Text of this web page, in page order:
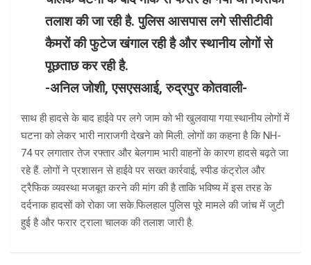
तलाश की जा रही है. पुलिस आसपास लगे सीसीटीवी
कैमरों की फुटेज खंगाल रही है और स्थानीय लोगों से
पूछताछ कर रही है.
-अनिल जोशी, एसएसआई, रुद्रपुर कोतवाली-
साथ ही हादसे के बाद हाईवे पर लगे जाम को भी खुलवाया गया.स्थानीय लोगों में
घटना को लेकर भारी नाराजगी देखने को मिली. लोगों का कहना है कि NH-
74 पर लगातार तेज रफ्तार और बेलगाम भारी वाहनों के कारण हादसे बढ़ते जा
रहे हैं. लोगों ने प्रशासन से हाईवे पर सख्त कार्रवाई, स्पीड कंट्रोल और
ट्रैफिक व्यवस्था मजबूत करने की मांग की है ताकि भविष्य में इस तरह के
दर्दनाक हादसों को रोका जा सके.फिलहाल पुलिस पूरे मामले की जांच में जुटी
हुई है और फरार ट्राला चालक की तलाश जारी है.